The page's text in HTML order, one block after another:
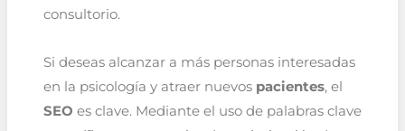
consultorio.
Si deseas alcanzar a más personas interesadas
en la psicología y atraer nuevos pacientes, el
SEO es clave. Mediante el uso de palabras clave